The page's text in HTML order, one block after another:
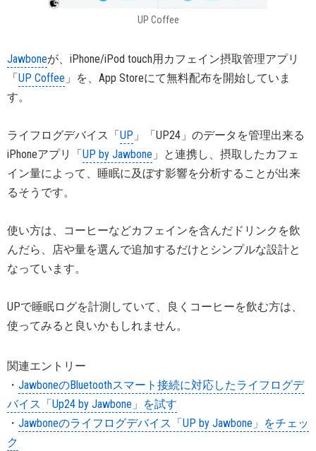
UP Coffee
Jawboneが、iPhone/iPod touch用カフェイン摂取管理アプリ
「UP Coffee 」を、App Storeにて無料配布を開始していま
す。
ライフログデバイス「UP 」「UP24」のデータを管理出来る
iPhoneアプリ「UP by Jawbone 」と連携し、摂取したカフェ
イン量によって、睡眠に及ぼす影響を分析することが出来
るそうです。
使い方は、コーヒーなどカフェインを含んだドリンクを飲
んだら、店や量を選んで追加するだけとシンプルな設計と
なっています。
UPで睡眠ログを計測していて、良くコーヒーを飲む方は、
使ってみると良いかもしれません。
関連エントリー
・ JawboneのBluetoothスマート接続に対応したライフログデ
バイス「Up24 by Jawbone」を試す
・ Jawboneのライフログデバイス「UP by Jawbone」をチェッ
ク